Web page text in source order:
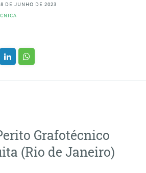
DE JUNHO DE 2023
Grafotécnico
(Rio de Janeiro)